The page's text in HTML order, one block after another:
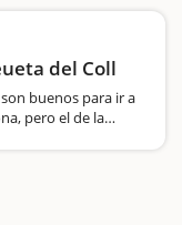
perfecta de
del Coll
buenos para ir a
pero el de la